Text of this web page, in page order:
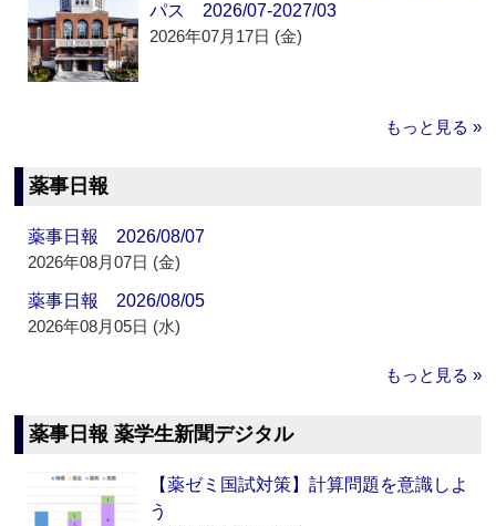
パス 2026/07-2027/03
2026年07月17日 (金)
もっと見る »
薬事日報
薬事日報 2026/08/07
2026年08月07日 (金)
薬事日報 2026/08/05
2026年08月05日 (水)
もっと見る »
薬事日報 薬学生新聞デジタル
【薬ゼミ国試対策】計算問題を意識しよ
う